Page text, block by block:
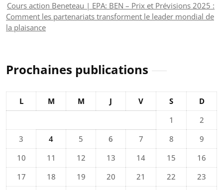
Cours action Beneteau | EPA: BEN – Prix et Prévisions 2025 :
Comment les partenariats transforment le leader mondial de
la plaisance
Prochaines publications
L M M J V S
D
1
2
3
4 5 6 7 8
9
10
11 12 13 14 15
16
17
18 19 20 21 22
23